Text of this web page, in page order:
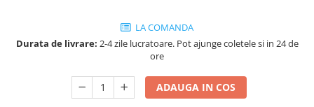
Fursecuri cu unt
LA COMANDA
Durata de livrare: 2-4 zile lucratoare. Pot ajunge coletele si in 24 de
ore
ADAUGA IN COS